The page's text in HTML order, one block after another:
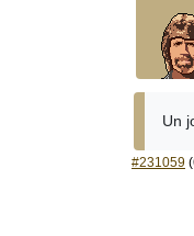
Un
#231059